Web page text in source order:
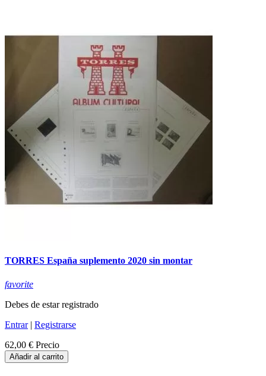
TORRES España suplemento 2020 sin montar
favorite
Debes de estar registrado
Entrar| Registrarse
62,00 € Precio
Añadir al carrito